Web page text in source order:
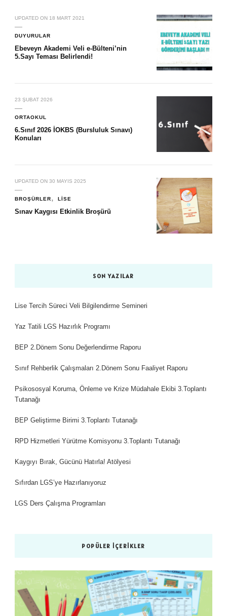
UPDATED ON 18 MART 2021
DUYURULAR
Ebeveyn Akademi Veli e-Bülteni’nin
5.Sayı Teması Belirlendi!
23 ŞUBAT 2026
ORTAOKUL
6.Sınıf 2026 İOKBS (Bursluluk Sınavı)
Konuları
UPDATED ON 30 MAYIS 2025
BROŞÜRLER LISE
Sınav Kaygısı Etkinlik Broşürü
SON YAZILAR
Lise Tercih Süreci Veli Bilgilendirme Semineri
Yaz Tatili LGS Hazırlık Programı
BEP 2.Dönem Sonu Değerlendirme Raporu
Sınıf Rehberlik Çalışmaları 2.Dönem Sonu Faaliyet Raporu
Psikososyal Koruma, Önleme ve Krize Müdahale Ekibi 3.Toplantı
Tutanağı
BEP Geliştirme Birimi 3.Toplantı Tutanağı
RPD Hizmetleri Yürütme Komisyonu 3.Toplantı Tutanağı
Kaygıyı Bırak, Gücünü Hatırla! Atölyesi
Sıfırdan LGS’ye Hazırlanıyoruz
LGS Ders Çalışma Programları
POPÜLER İÇERIKLER